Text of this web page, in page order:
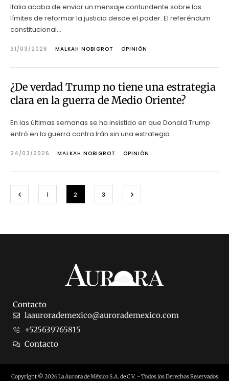
Italia acaba de enviar un mensaje contundente sobre los
límites de reformar la justicia desde el poder. El referéndum
constitucional...
31/03/2026 MALKAH NOBIGROT OPINIÓN
¿De verdad Trump no tiene una estrategia
clara en la guerra de Medio Oriente?
En las últimas semanas se ha insistido en que Donald Trump
entró en la guerra contra Irán sin una estrategia...
24/03/2026 MALKAH NOBIGROT OPINIÓN
1 2 3
Contacto
laaurorademexico@aurorademexico.com
+525639765815
Contacto
Copyright © 2026 La Aurora de México S.A. de C.V. - Todos los Derechos Reservados